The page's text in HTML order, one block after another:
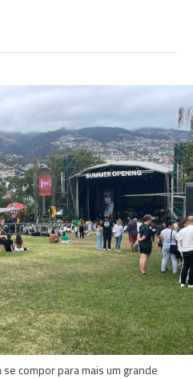
se compor para mais um grande